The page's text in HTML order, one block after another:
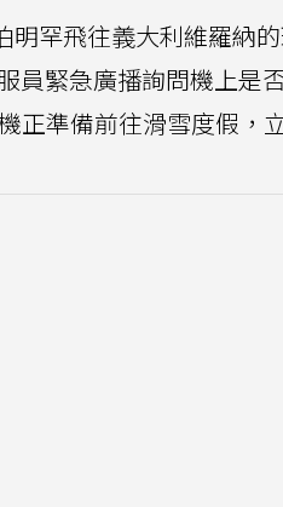
明罕飛往義大利維羅納
員緊急廣播詢問機上是
正準備前往滑雪度假，